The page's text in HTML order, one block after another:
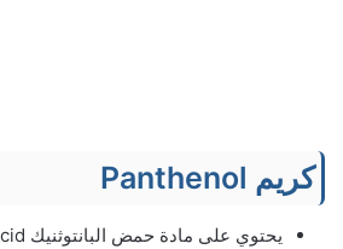
كريم Panthenol